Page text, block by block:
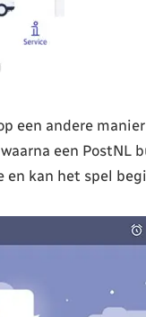
een andere
een PostNL
en kan het spel